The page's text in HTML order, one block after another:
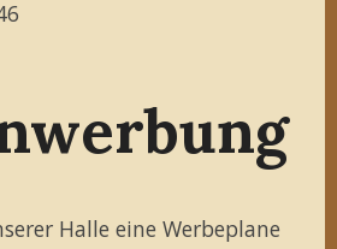
Halle eine Werbeplane